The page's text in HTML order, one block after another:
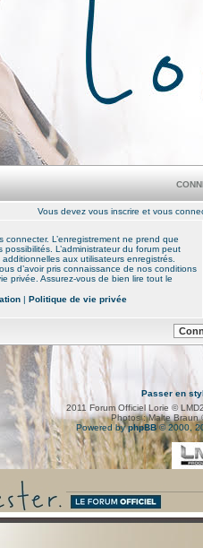
Vous devez vous inscrire et vous
L’enregistrement ne prend que
L’administrateur du forum peut
aux utilisateurs enregistrés.
d’avoir pris connaissance de nos conditions
privée. Assurez-vous de bien lire tout le
| Politique de vie privée
Passer en
2011 Forum Officiel Lorie ©
Photos : Malte Braun
Powered byphpBB© 2000,